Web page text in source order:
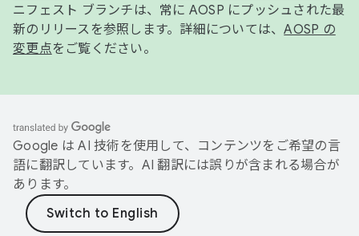
ニフェスト ブランチは、常に AOSP にプッシュされた最
新のリリースを参照します。詳細については、AOSP の
変更点をご覧ください。
Google は AI 技術を使用して、コンテンツをご希望の言
語に翻訳しています。AI 翻訳には誤りが含まれる場合が
あります。